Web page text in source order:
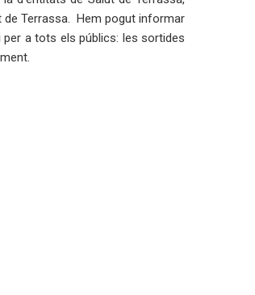
de Terrassa. Hem pogut informar
a tots els públics: les sortides